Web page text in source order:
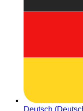
Deutsch